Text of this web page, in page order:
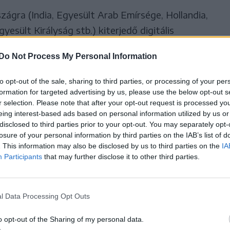
Do Not Process My Personal Information
opt-out of the sale, sharing to third parties, or processing of your
for targeted advertising by us, please use the below opt-out
selection. Please note that after your opt-out request is processed
interest-based ads based on personal information utilized by us
to third parties prior to your opt-out. You may separately
of your personal information by third parties on the IAB’s list of
This information may also be disclosed by us to third parties on the
Participants that may further disclose it to other third parties.
Data Processing Opt Outs
opt-out of the Sharing of my personal data.
(India, Egyesült Arab Emírsége, Hollandia,
Királyság stb.) kiterjedő digitális
indít Facebook-oldalán
a közalkalmazotti
ügyvivő munkaügyi miniszter bejelentette,
indít a témáról a Facebook-oldalán.